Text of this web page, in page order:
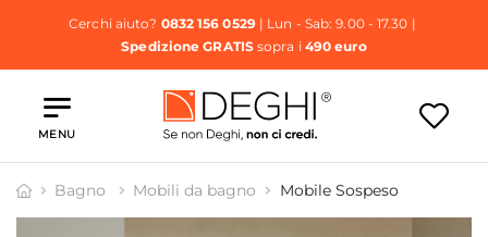
Cerchi aiuto? 0832 156 0529| Lun - Sab: 9.00 - 17.30 |
Spedizione GRATISsopra i 490 euro
MENU
Bagno Mobili da bagno Mobile Sospeso